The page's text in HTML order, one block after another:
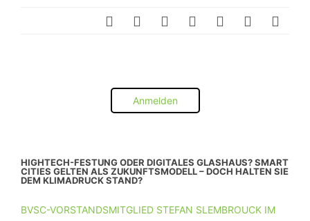
Anmelden
HIGHTECH-FESTUNG ODER DIGITALES GLASHAUS? SMART
CITIES GELTEN ALS ZUKUNFTSMODELL – DOCH HALTEN SIE
DEM KLIMADRUCK STAND?
BVSC-VORSTANDSMITGLIED STEFAN SLEMBROUCK IM